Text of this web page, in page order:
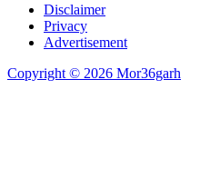
Disclaimer
Privacy
Advertisement
Copyright © 2026 Mor36garh